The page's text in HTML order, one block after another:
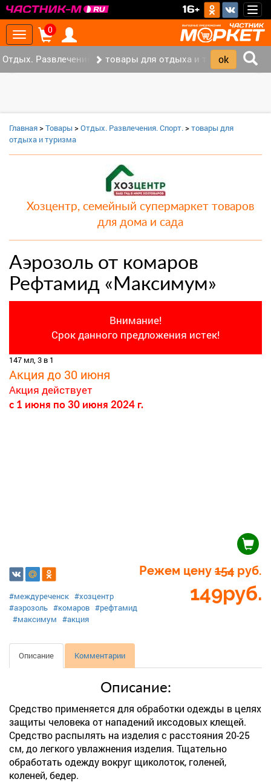
16+
Toggle
navigation
0
Отдых. Развлечения. Спорт. (2)товары для отдыха и туризма (1)
Главная>Товары >Отдых. Развлечения. Спорт.>товары для
отдыха и туризма
Хозцентр, семейный супермаркет товаров
для дома и сада
Аэрозоль от комаров
Рефтамид «Максимум»
Внимание!
Срок данного предложения истек!
147 мл, 3 в 1
Акция до 30 июня
Акция действует
c 1 июня по 30 июня 2024 г.
Режем цену 154 руб.
149руб.
#междуреченск #хозцентр
#аэрозоль #комаров #рефтамид
#максимум #акция
Описание Комментарии
Описание:
Средство применяется для обработки одежды в целях
защиты человека от нападений иксодовых клещей.
Средство распылять на изделия с расстояния 20-25
см, до легкого увлажнения изделия. Тщательно
обработать одежду вокруг щиколоток, голеней,
коленей, бедер.
‹ ›